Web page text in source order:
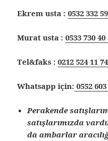
Ekrem usta :0532 332
Murat usta :0533 730 40
Tel&faks :0212 524 11 74
Whatsapp için: 0552
Perakende
satışlarımızda
da ambarlar